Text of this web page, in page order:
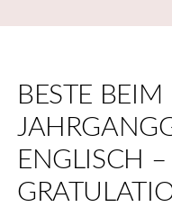
BESTE BEIM
ENGLISCH